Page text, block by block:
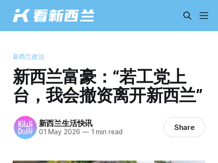
新西兰政治
新西兰富豪：“若工党上
台，我会撤资离开新西兰”
新西兰生活快讯
01 May 2026 —1 min read Share